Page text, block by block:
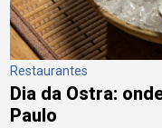
Restaurantes
Dia da Ostra:
Paulo